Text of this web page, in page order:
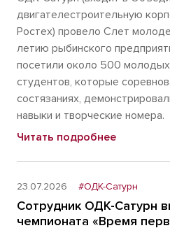
двигателестроительную
Ростех) провело Слет
летию рыбинского
посетили около 500 молодых
студентов, которые
состязаниях,
навыки и творческие номера.
Читать подробнее
23.07.2026 #ОДК-Сатурн
Сотрудник ОДК-Сатурн
чемпионата «Время